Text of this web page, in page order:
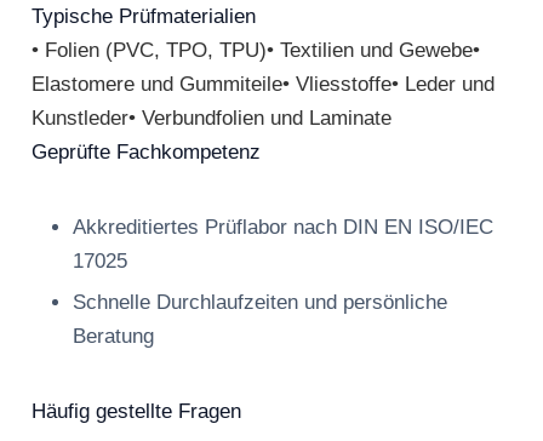
Typische Prüfmaterialien
• Folien (PVC, TPO, TPU)• Textilien und Gewebe•
Elastomere und Gummiteile• Vliesstoffe• Leder und
Kunstleder• Verbundfolien und Laminate
Geprüfte Fachkompetenz
Akkreditiertes Prüflabor nach DIN EN ISO/IEC
17025
Schnelle Durchlaufzeiten und persönliche
Beratung
Häufig gestellte Fragen